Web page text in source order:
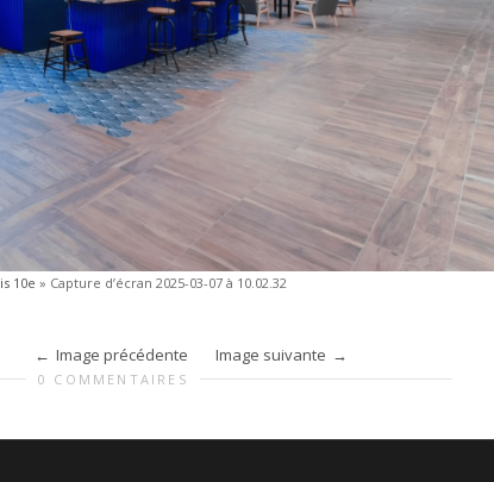
10e » Capture d’écran 2025-03-07 à 10.02.32
Image précédente Image suivante
0 COMMENTAIRES